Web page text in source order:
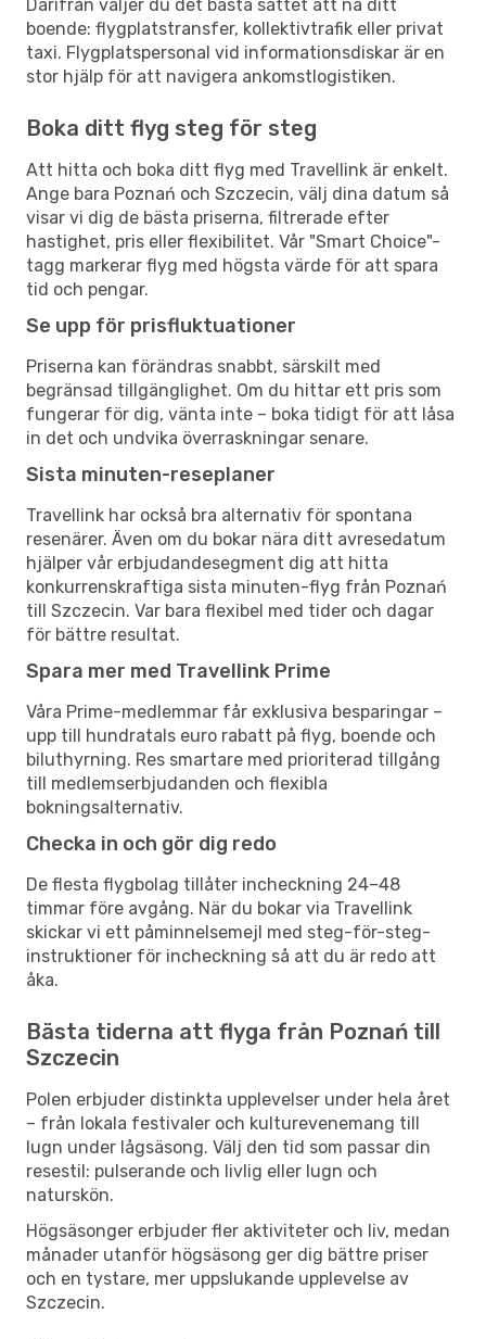
Därifrån väljer du det bästa sättet att nå ditt
boende: flygplatstransfer, kollektivtrafik eller privat
taxi. Flygplatspersonal vid informationsdiskar är en
stor hjälp för att navigera ankomstlogistiken.
Boka ditt flyg steg för steg
Att hitta och boka ditt flyg med Travellink är enkelt.
Ange bara Poznań och Szczecin, välj dina datum så
visar vi dig de bästa priserna, filtrerade efter
hastighet, pris eller flexibilitet. Vår "Smart Choice"-
tagg markerar flyg med högsta värde för att spara
tid och pengar.
Se upp för prisfluktuationer
Priserna kan förändras snabbt, särskilt med
begränsad tillgänglighet. Om du hittar ett pris som
fungerar för dig, vänta inte – boka tidigt för att låsa
in det och undvika överraskningar senare.
Sista minuten-reseplaner
Travellink har också bra alternativ för spontana
resenärer. Även om du bokar nära ditt avresedatum
hjälper vår erbjudandesegment dig att hitta
konkurrenskraftiga sista minuten-flyg från Poznań
till Szczecin. Var bara flexibel med tider och dagar
för bättre resultat.
Spara mer med Travellink Prime
Våra Prime-medlemmar får exklusiva besparingar –
upp till hundratals euro rabatt på flyg, boende och
biluthyrning. Res smartare med prioriterad tillgång
till medlemserbjudanden och flexibla
bokningsalternativ.
Checka in och gör dig redo
De flesta flygbolag tillåter incheckning 24–48
timmar före avgång. När du bokar via Travellink
skickar vi ett påminnelsemejl med steg-för-steg-
instruktioner för incheckning så att du är redo att
åka.
Bästa tiderna att flyga från Poznań till
Szczecin
Polen erbjuder distinkta upplevelser under hela året
– från lokala festivaler och kulturevenemang till
lugn under lågsäsong. Välj den tid som passar din
resestil: pulserande och livlig eller lugn och
naturskön.
Högsäsonger erbjuder fler aktiviteter och liv, medan
månader utanför högsäsong ger dig bättre priser
och en tystare, mer uppslukande upplevelse av
Szczecin.